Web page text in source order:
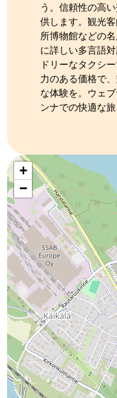
う。信頼性の高
供します。観光
所博物館などの
に詳しい多言語
ドリーなタクシ
力のある価格で
な体験を。ウェ
ンナでの快適な
+
−